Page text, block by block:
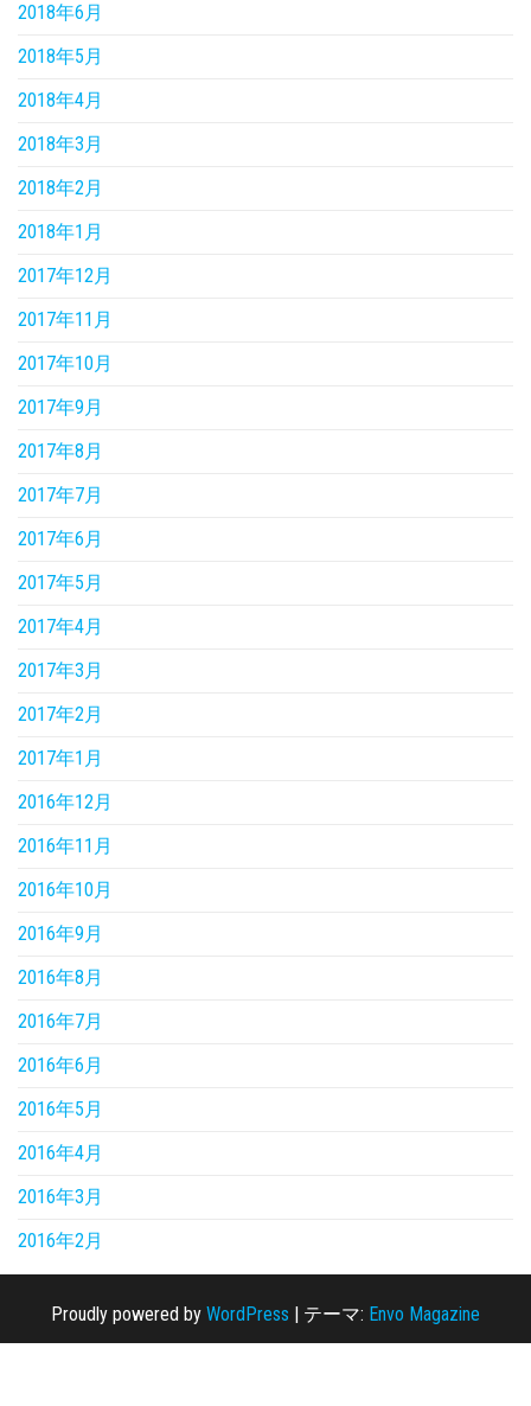
2018年6月
2018年5月
2018年4月
2018年3月
2018年2月
2018年1月
2017年12月
2017年11月
2017年10月
2017年9月
2017年8月
2017年7月
2017年6月
2017年5月
2017年4月
2017年3月
2017年2月
2017年1月
2016年12月
2016年11月
2016年10月
2016年9月
2016年8月
2016年7月
2016年6月
2016年5月
2016年4月
2016年3月
2016年2月
Proudly powered by WordPress テーマ: Envo Magazine